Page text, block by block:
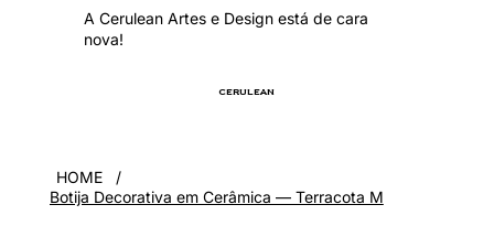
A Cerulean Artes e Design está de cara
nova!
CERULEAN
HOME
/
Botija Decorativa em Cerâmica — Terracota M